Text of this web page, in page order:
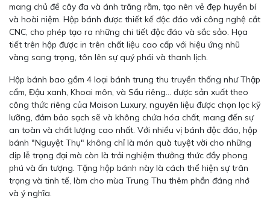
mang chủ đề cây đa và ánh trăng rằm, tạo nên vẻ đẹp huyền bí
và hoài niệm. Hộp bánh được thiết kế độc đáo với công nghệ cắt
CNC, cho phép tạo ra những chi tiết độc đáo và sắc sảo. Họa
tiết trên hộp được in trên chất liệu cao cấp với hiệu ứng nhũ
vàng sang trọng, tôn lên sự quý phái và thanh lịch.
Hộp bánh bao gồm 4 loại bánh trung thu truyền thống như Thập
cẩm, Đậu xanh, Khoai môn, và Sầu riêng... được sản xuất theo
công thức riêng của Maison Luxury, nguyên liệu được chọn lọc kỹ
lưỡng, đảm bảo sạch sẽ và không chứa hóa chất, mang đến sự
an toàn và chất lượng cao nhất. Với nhiều vị bánh độc đáo, hộp
bánh "Nguyệt Thụ" không chỉ là món quà tuyệt vời cho những
dịp lễ trọng đại mà còn là trải nghiệm thưởng thức đầy phong
phú và ấn tượng. Tặng hộp bánh này là cách thể hiện sự trân
trọng và tinh tế, làm cho mùa Trung Thu thêm phần đáng nhớ
và ý nghĩa.